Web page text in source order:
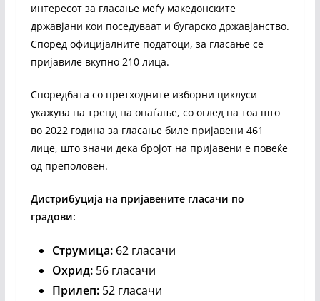
интересот за гласање меѓу македонските
државјани кои поседуваат и бугарско државјанство.
Според официјалните податоци, за гласање се
пријавиле вкупно 210 лица.
Споредбата со претходните изборни циклуси
укажува на тренд на опаѓање, со оглед на тоа што
во 2022 година за гласање биле пријавени 461
лице, што значи дека бројот на пријавени е повеќе
од преполовен.
Дистрибуција на пријавените гласачи по
градови:
Струмица:62 гласачи
Охрид:56 гласачи
Прилеп:52 гласачи